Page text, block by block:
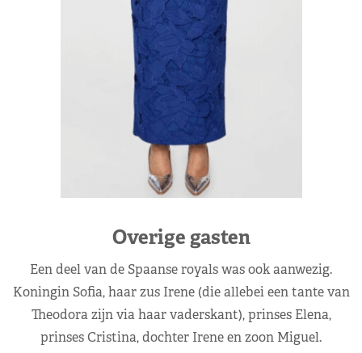
Overige gasten
Een deel van de Spaanse royals was ook aanwezig.
Koningin Sofia, haar zus Irene (die allebei een tante van
Theodora zijn via haar vaderskant), prinses Elena,
prinses Cristina, dochter Irene en zoon Miguel.